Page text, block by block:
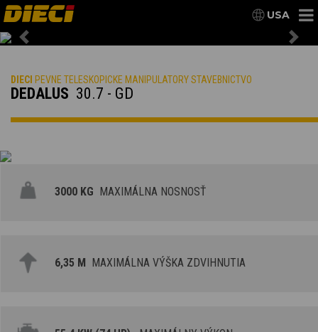
USA
Previous
DIECI PEVNE TELESKOPICKE MANIPULATORY STAVEBNICTVO
DEDALUS 30.7 - GD
3000 KG MAXIMÁLNA NOSNOSŤ
6,35 M MAXIMÁLNA VÝŠKA ZDVIHNUTIA